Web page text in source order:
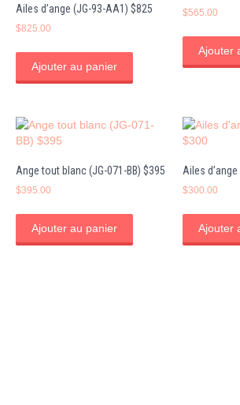
Ailes d’ange (JG-93-AA1) $825
$825.00
Ajouter au panier
$565.00
Ajouter
Ange tout blanc (JG-071-BB) $395
$395.00
Ajouter au panier
Ailes
$300.00
Ajouter